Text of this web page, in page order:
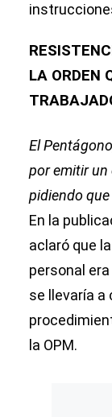
LA ORDEN
El
por emitir
pidiendo
En la
aclaró que
personal
se llevaría a
la OPM.